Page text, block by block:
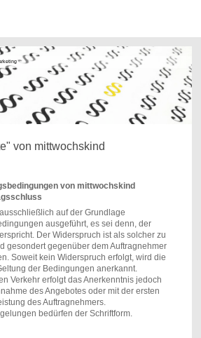
von mittwochskind
von mittwochskind
auf der Grundlage
ausgeführt, es sei denn, der
Der Widerspruch ist als solcher zu
gesondert gegenüber dem Auftragnehmer
Soweit kein Widerspruch erfolgt, wird die
der Bedingungen anerkannt.
Verkehr erfolgt das Anerkenntnis jedoch
des Angebotes oder mit der ersten
des Auftragnehmers.
bedürfen der Schriftform.